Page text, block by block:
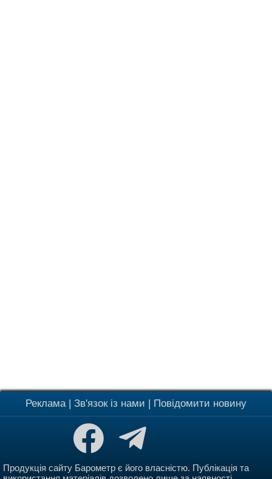
Реклама| Зв'язок із нами | Повідомити новину
Продукція сайту Барометр є його власністю. Публікація та